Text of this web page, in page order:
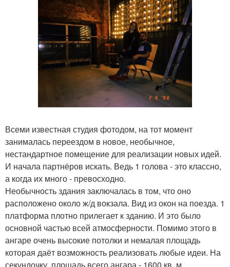
Всеми известная студия фотодом, на тот момент
занималась переездом в новое, необычное,
нестандартное помещение для реализации новых идей.
И начала партнёров искать. Ведь 1 голова - это классно,
а когда их много - превосходно.
Необычность здания заключалась в том, что оно
расположено около ж/д вокзала. Вид из окон на поезда. 1
платформа плотно прилегает к зданию. И это было
основной частью всей атмосферности. Помимо этого в
ангаре очень высокие потолки и немалая площадь
которая даёт возможность реализовать любые идеи. На